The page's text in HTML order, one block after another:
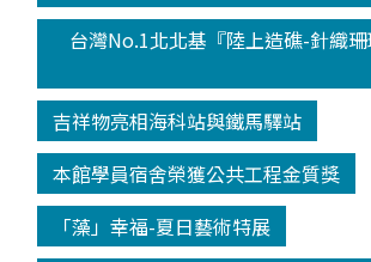
台灣No.1北北基『陸上造礁-針織
吉祥物亮相海科站與鐵馬驛站
本館學員宿舍榮獲公共工程金質獎
「藻」幸福-夏日藝術特展